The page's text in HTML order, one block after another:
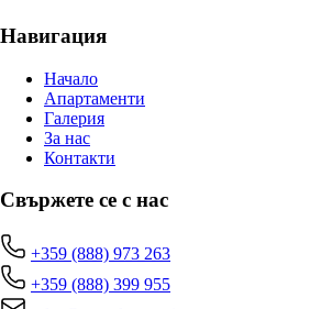
Навигация
Начало
Апартаменти
Галерия
За нас
Контакти
Свържете се с нас
+359 (888) 973 263
+359 (888) 399 955